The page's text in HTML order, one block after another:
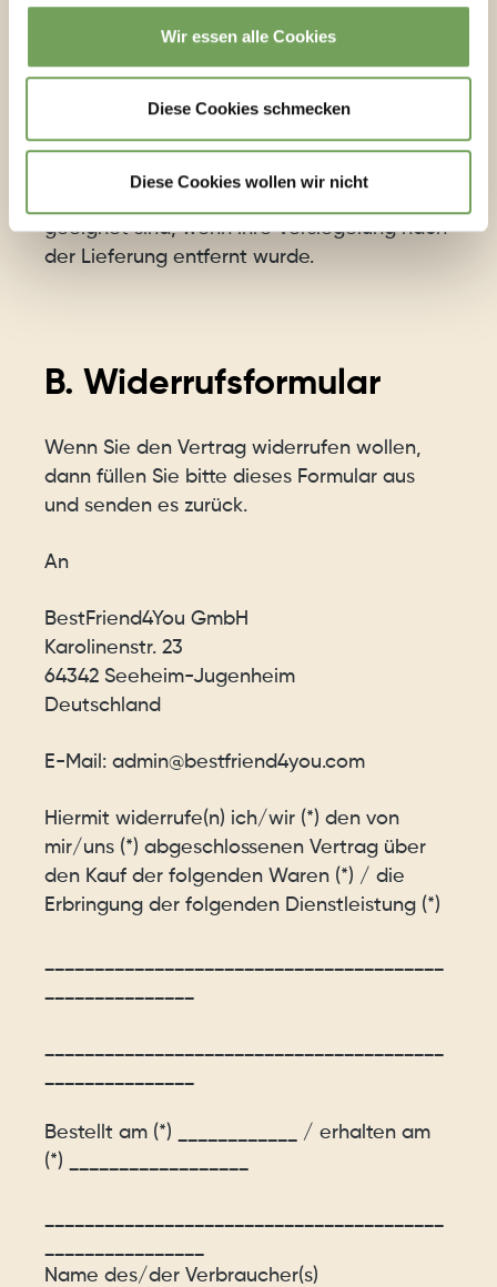
Wir essen alle Cookies
Diese Cookies schmecken
Diese Cookies wollen wir nicht
schnell verderben können oder deren
Das Widerrufsrecht erlischt vorzeitig bei
Verträgen zur Lieferung versiegelter Waren,
die aus Gründen des Gesundheitsschutzes
geeignet sind, wenn ihre Versiegelung nach
der Lieferung entfernt wurde.
B. Widerrufsformular
Wenn Sie den Vertrag widerrufen wollen,
dann füllen Sie bitte dieses Formular aus
und senden es zurück.
An
BestFriend4You GmbH
Karolinenstr. 23
64342 Seeheim-Jugenheim
Deutschland
E-Mail: admin@bestfriend4you.com
Hiermit widerrufe(n) ich/wir (*) den von
mir/uns (*) abgeschlossenen Vertrag über
den Kauf der folgenden Waren (*) / die
Erbringung der folgenden Dienstleistung (*)
Bestellt am (*) ____________ / erhalten am
(*) __________________
Name des/der Verbraucher(s)